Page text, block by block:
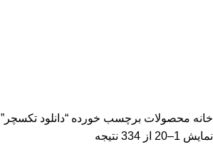
خانه محصولات برچسب خورده “دانلود تکسچر”
نمایش 1–20 از 334 نتیجه